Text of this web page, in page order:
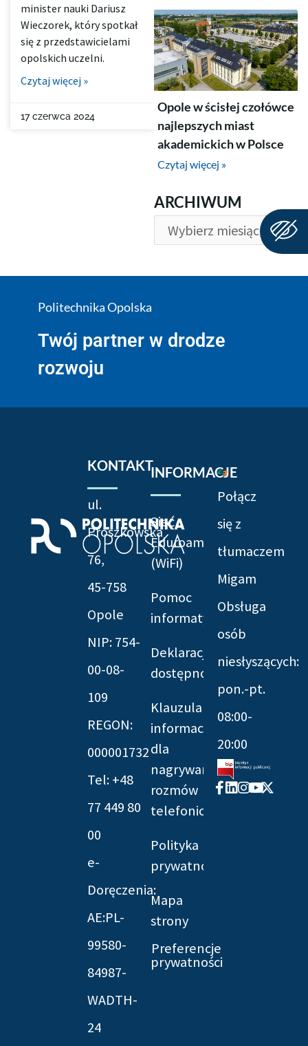
minister nauki Dariusz
Wieczorek, który spotkał
się z przedstawicielami
opolskich uczelni.
Czytaj więcej »
17 czerwca 2024
Opole w ścisłej czołówce
najlepszych miast
akademickich w Polsce
Czytaj więcej »
ARCHIWUM
ARCHIWUM
Politechnika Opolska
Twój partner w drodze
rozwoju
KONTAKT
ul.
Prószkowska
76,
45-758
Opole
NIP: 754-
00-08-
109
REGON:
000001732
Tel: +48
77 449 80
00
e-
Doręczenia:
AE:PL-
99580-
84987-
WADTH-
24
INFORMACJE
Sieć
Eduroam
(WiFi)
Pomoc
informatyczna
Deklaracja
dostępności
Klauzula
informacyjna
dla
nagrywania
rozmów
telefonicznych
Polityka
prywatności
Mapa
strony
Preferencje
prywatności
Połącz
się z
tłumaczem
Migam
Obsługa
osób
niesłyszących:
pon.-pt.
08:00-
20:00
Facebook-
f
Linkedin
Instagram
Youtube
X-
twitter